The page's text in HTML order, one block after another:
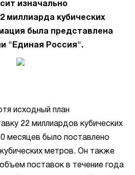
изначально
миллиарда кубических
была представлена
"Единая Россия".
исходный план
22 миллиардов кубических
месяцев было поставлено
метров. Он также
поставок в течение года